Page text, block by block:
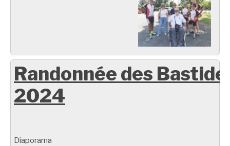
Randonnée des
2024
Diaporama